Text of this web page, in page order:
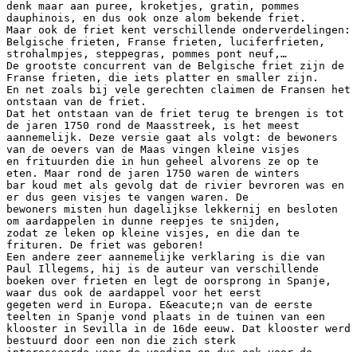
denk maar aan puree, kroketjes, gratin, pommes
dauphinois, en dus ook onze alom bekende friet.
Maar ook de friet kent verschillende onderverdelingen:
Belgische frieten, Franse frieten, luciferfrieten,
strohalmpjes, steppegras, pommes pont neuf,…
De grootste concurrent van de Belgische friet zijn de
Franse frieten, die iets platter en smaller zijn.
En net zoals bij vele gerechten claimen de Fransen het
ontstaan van de friet.
Dat het ontstaan van de friet terug te brengen is tot
de jaren 1750 rond de Maasstreek, is het meest
aannemelijk. Deze versie gaat als volgt: de bewoners
van de oevers van de Maas vingen kleine visjes
en frituurden die in hun geheel alvorens ze op te
eten. Maar rond de jaren 1750 waren de winters
bar koud met als gevolg dat de rivier bevroren was en
er dus geen visjes te vangen waren. De
bewoners misten hun dagelijkse lekkernij en besloten
om aardappelen in dunne reepjes te snijden,
zodat ze leken op kleine visjes, en die dan te
frituren. De friet was geboren!
Een andere zeer aannemelijke verklaring is die van
Paul Illegems, hij is de auteur van verschillende
boeken over frieten en legt de oorsprong in Spanje,
waar dus ook de aardappel voor het eerst
gegeten werd in Europa. E&eacute;n van de eerste
teelten in Spanje vond plaats in de tuinen van een
klooster in Sevilla in de 16de eeuw. Dat klooster werd
bestuurd door een non die zich sterk